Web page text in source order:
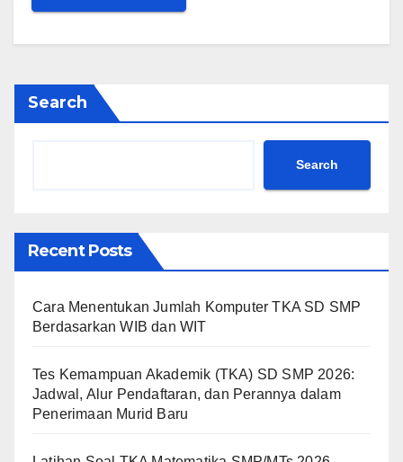
Search
Search
Recent Posts
Cara Menentukan Jumlah Komputer TKA SD SMP
Berdasarkan WIB dan WIT
Tes Kemampuan Akademik (TKA) SD SMP 2026:
Jadwal, Alur Pendaftaran, dan Perannya dalam
Penerimaan Murid Baru